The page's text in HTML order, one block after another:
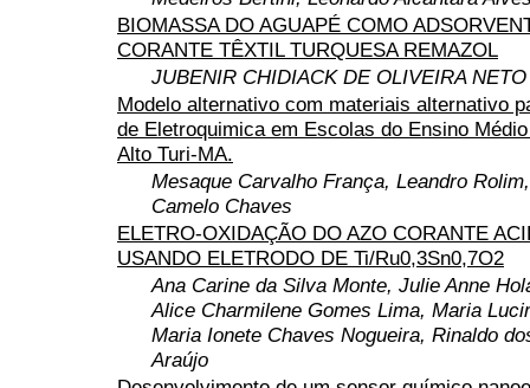
BIOMASSA DO AGUAPÉ COMO
CORANTE TÊXTIL TURQUESA REMAZOL
JUBENIR CHIDIACK DE OLIVEIRA NETO
Modelo alternativo com materiais alternativo
de Eletroquimica em Escolas do Ensino
Alto Turi-MA.
Mesaque Carvalho França, Leandro
Camelo Chaves
ELETRO-OXIDAÇÃO DO AZO CORANTE
USANDO ELETRODO DE Ti/Ru0,3Sn0,7O2
Ana Carine da Silva Monte, Julie Anne
Alice Charmilene Gomes Lima, Maria
Maria Ionete Chaves Nogueira, Rinaldo
Araújo